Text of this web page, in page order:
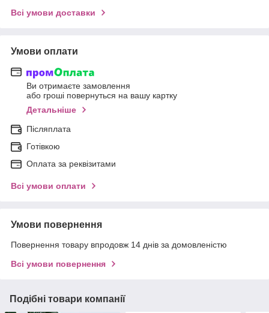
Всі умови доставки
Умови оплати
Ви отримаєте замовлення
або гроші повернуться на вашу картку
Детальніше
Післяплата
Готівкою
Оплата за реквізитами
Всі умови оплати
Умови повернення
Повернення товару впродовж 14 днів за домовленістю
Всі умови повернення
Подібні товари компанії